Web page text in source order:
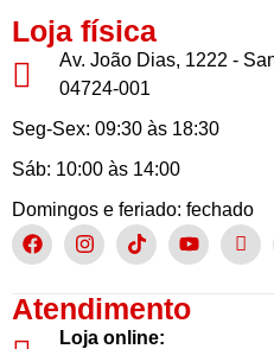
Loja física
Av. João Dias, 1222 -
04724-001
Seg-Sex: 09:30 às 18:30
Sáb: 10:00 às 14:00
Domingos e feriado: fechado
Atendimento
Loja online: